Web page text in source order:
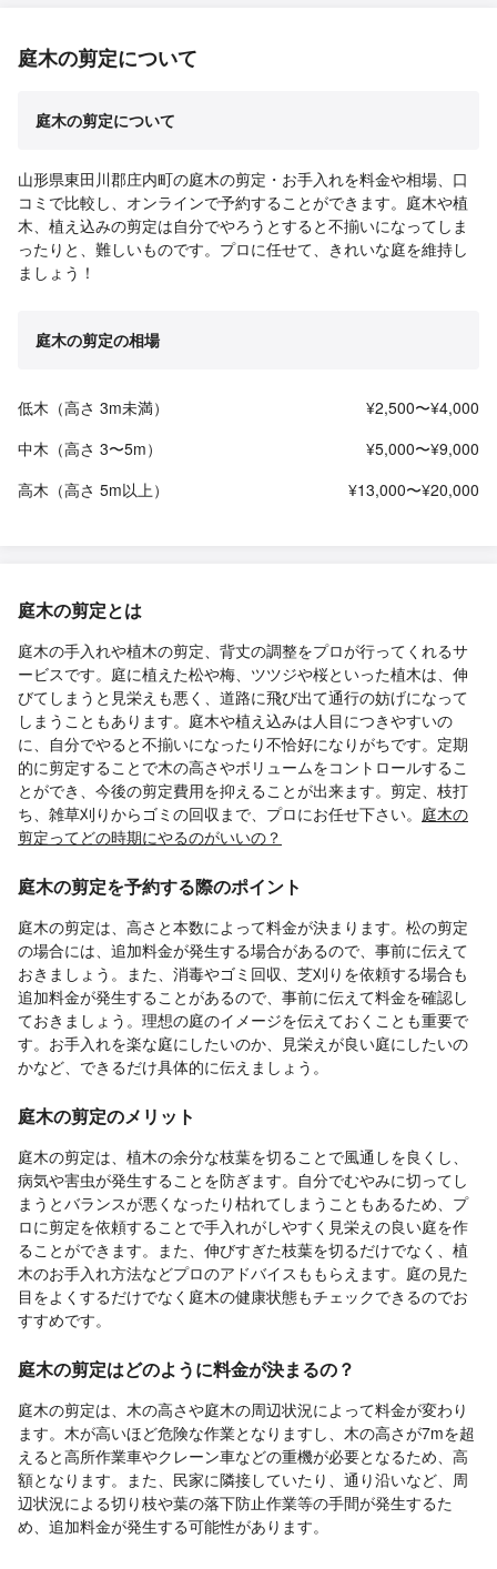
庭木の剪定について
庭木の剪定について
山形県東田川郡庄内町の庭木の剪定・お手入れを料金や相場、口
コミで比較し、オンラインで予約することができます。庭木や植
木、植え込みの剪定は自分でやろうとすると不揃いになってしま
ったりと、難しいものです。プロに任せて、きれいな庭を維持し
ましょう！
庭木の剪定の相場
低木（高さ 3m未満）
¥2,500〜¥4,000
中木（高さ 3〜5m）
¥5,000〜¥9,000
高木（高さ 5m以上）
¥13,000〜¥20,000
庭木の剪定とは
庭木の手入れや植木の剪定、背丈の調整をプロが行ってくれるサ
ービスです。庭に植えた松や梅、ツツジや桜といった植木は、伸
びてしまうと見栄えも悪く、道路に飛び出て通行の妨げになって
しまうこともあります。庭木や植え込みは人目につきやすいの
に、自分でやると不揃いになったり不恰好になりがちです。定期
的に剪定することで木の高さやボリュームをコントロールするこ
とができ、今後の剪定費用を抑えることが出来ます。剪定、枝打
ち、雑草刈りからゴミの回収まで、プロにお任せ下さい。 庭木の
剪定ってどの時期にやるのがいいの？
庭木の剪定を予約する際のポイント
庭木の剪定は、高さと本数によって料金が決まります。松の剪定
の場合には、追加料金が発生する場合があるので、事前に伝えて
おきましょう。また、消毒やゴミ回収、芝刈りを依頼する場合も
追加料金が発生することがあるので、事前に伝えて料金を確認し
ておきましょう。理想の庭のイメージを伝えておくことも重要で
す。お手入れを楽な庭にしたいのか、見栄えが良い庭にしたいの
かなど、できるだけ具体的に伝えましょう。
庭木の剪定のメリット
庭木の剪定は、植木の余分な枝葉を切ることで風通しを良くし、
病気や害虫が発生することを防ぎます。自分でむやみに切ってし
まうとバランスが悪くなったり枯れてしまうこともあるため、プ
ロに剪定を依頼することで手入れがしやすく見栄えの良い庭を作
ることができます。また、伸びすぎた枝葉を切るだけでなく、植
木のお手入れ方法などプロのアドバイスももらえます。庭の見た
目をよくするだけでなく庭木の健康状態もチェックできるのでお
すすめです。
庭木の剪定はどのように料金が決まるの？
庭木の剪定は、木の高さや庭木の周辺状況によって料金が変わり
ます。木が高いほど危険な作業となりますし、木の高さが7mを超
えると高所作業車やクレーン車などの重機が必要となるため、高
額となります。また、民家に隣接していたり、通り沿いなど、周
辺状況による切り枝や葉の落下防止作業等の手間が発生するた
め、追加料金が発生する可能性があります。